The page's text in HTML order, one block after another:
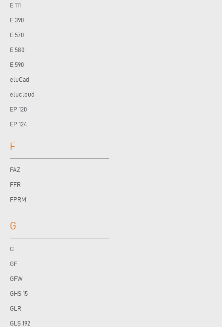
E 111
E 390
E 570
E 580
E 590
eluCad
elucloud
EP 120
EP 124
F
FAZ
FFR
FPRM
G
G
GF
GFW
GHS 15
GLR
GLS 192